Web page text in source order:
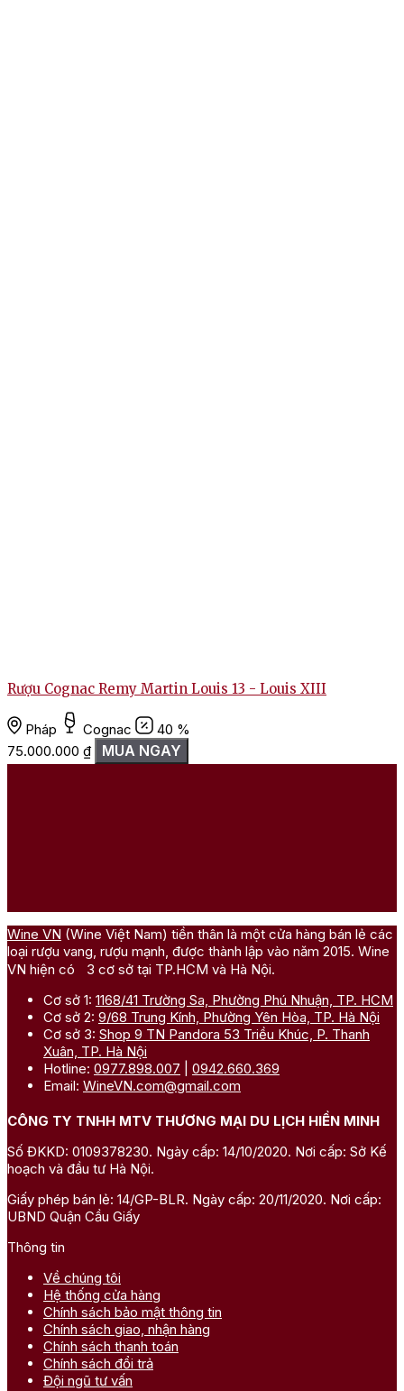
Rượu Cognac Remy Martin Louis 13 - Louis XIII
Pháp Cognac
40 %
75.000.000 ₫ MUA NGAY
Wine VN (Wine Việt Nam) tiền thân là một cửa hàng bán lẻ các
loại rượu vang, rượu mạnh, được thành lập vào năm 2015. Wine
VN hiện có 3 cơ sở tại TP.HCM và Hà Nội.
Cơ sở 1: 1168/41 Trường Sa, Phường Phú Nhuận, TP. HCM
Cơ sở 2: 9/68 Trung Kính, Phường Yên Hòa, TP. Hà Nội
Cơ sở 3: Shop 9 TN Pandora 53 Triều Khúc, P. Thanh
Xuân, TP. Hà Nội
Hotline: 0977.898.007
0942.660.369
Email: WineVN.com@gmail.com
CÔNG TY TNHH MTV THƯƠNG MẠI DU LỊCH HIỀN MINH
Số ĐKKD: 0109378230. Ngày cấp: 14/10/2020. Nơi cấp: Sở Kế
hoạch và đầu tư Hà Nội.
Giấy phép bán lẻ: 14/GP-BLR. Ngày cấp: 20/11/2020. Nơi cấp:
UBND Quận Cầu Giấy
Thông tin
Về chúng tôi
Hệ thống cửa hàng
Chính sách bảo mật thông tin
Chính sách giao, nhận hàng
Chính sách thanh toán
Chính sách đổi trả
Đội ngũ tư vấn